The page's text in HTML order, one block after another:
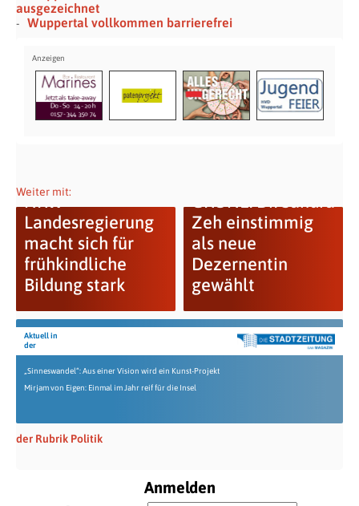
ausgezeichnet
Wuppertal vollkommen barrierefrei
Weiter mit:
NRW-
Landesregierung
macht sich für
frühkindliche
Bildung stark
Zeh einstimmig
als neue
Dezernentin
gewählt
Aktuell in
der
„Sinneswandel“: Aus einer Vision wird ein Kunst-Projekt
Mirjam von Eigen: Einmal im Jahr reif für die Insel
der Rubrik Politik
Anmelden